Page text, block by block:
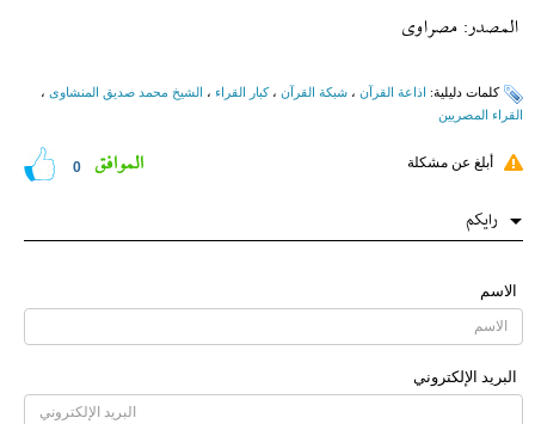
المصدر: مصراوی
کلمات دلیلیة: اذاعة القرآن ، شبکة القرآن ،کبار القراء ، الشیخ محمد صدیق المنشاوی ،
القراء المصریین
أبلغ عن مشكلة 0 الموافق
رایکم
الاسم
البرید الإلکتروني